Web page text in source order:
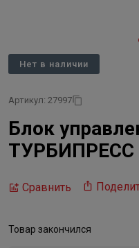
Нет в наличии
Артикул: 27997
Блок
ТУРБИПРЕСС
Сравнить
Товар закончился